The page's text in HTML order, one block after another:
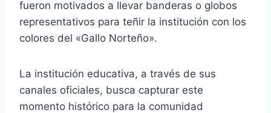
fueron motivados a llevar banderas o globos
representativos para teñir la institución con los
colores del «Gallo Norteño».
La institución educativa, a través de sus
canales oficiales, busca capturar este
momento histórico para la comunidad